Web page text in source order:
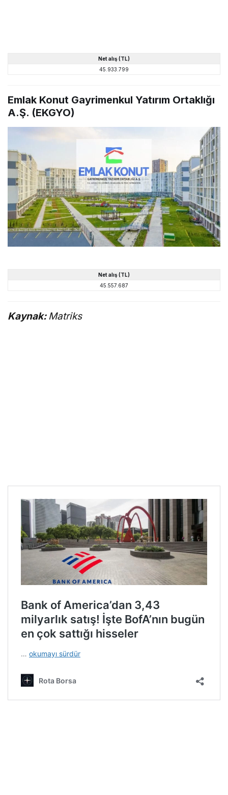
Net alış (TL)
45.933.799
Emlak Konut Gayrimenkul Yatırım Ortaklığı
A.Ş. (EKGYO)
Net alış (TL)
45.557.687
Kaynak:Matriks